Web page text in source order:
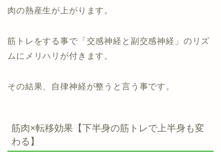
肉の熱産生が上がります。
筋トレをする事で「交感神経と副交感神経」のリズ
ムにメリハリが付きます。
その結果、自律神経が整うと言う事です。
筋肉×転移効果【下半身の筋トレで上半身も変
わる】